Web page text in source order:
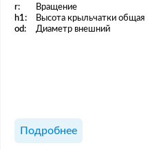
r: Вращение
h1:
Высота крыльчатки общая
od:
Диаметр внешний
Подробнее